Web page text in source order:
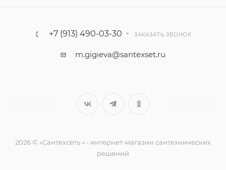
+7 (913) 490-03-30 ЗАКАЗАТЬ ЗВОНОК
m.gigieva@santexset.ru
2026 © «Сантехсеть » - интернет-магазин сантехнических
решений